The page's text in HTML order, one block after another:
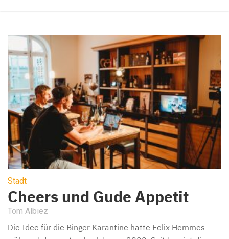
Stadt
Cheers und Gude Appetit
Tom Albiez
Die Idee für die Binger Karantine hatte Felix Hemmes